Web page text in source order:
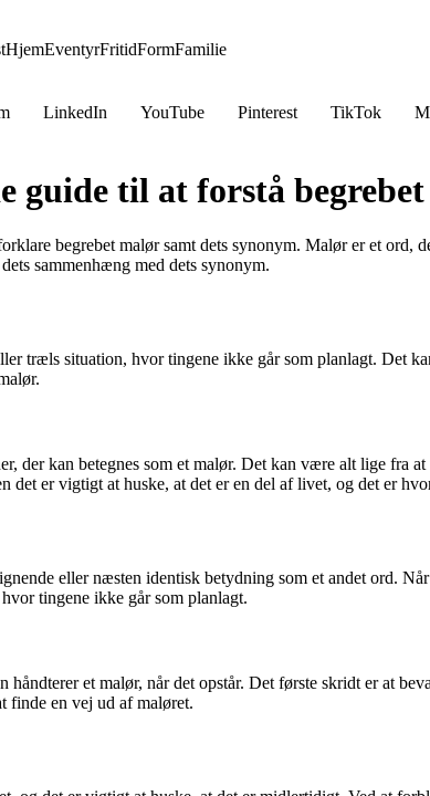
HjemEventyrFritidFormFamilie
LinkedIn YouTube Pinterest TikTok
guide til at forstå
begrebet malør samt dets synonym. Malør er et ord,
sammenhæng med dets synonym.
træls situation, hvor tingene ikke går som planlagt. Det
der kan betegnes som et malør. Det kan være alt lige
det er vigtigt at huske, at det er en del af livet, og det er
eller næsten identisk betydning som et andet ord.
tingene ikke går som planlagt.
håndterer et malør, når det opstår. Det første skridt er at
finde en vej ud af maløret.